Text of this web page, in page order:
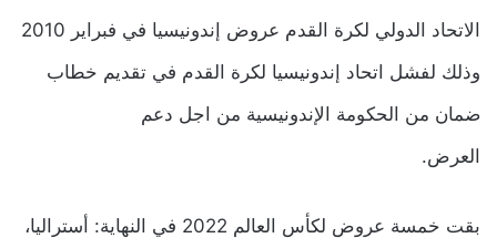
الاتحاد الدولي لكرة القدم عروض إندونيسيا في فبراير 2010
وذلك لفشل اتحاد إندونيسيا لكرة القدم في تقديم خطاب
ضمان من الحكومة الإندونيسية من اجل دعم
العرض.
بقت خمسة عروض لكأس العالم 2022 في النهاية: أستراليا،